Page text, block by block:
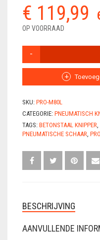
ELEKTRISCH KNIPPEN
EN BUIGEN
HANDSCHOENEN
KLEIN
VLECHTGEREEDSCHAP
PLOOIIJZER
PLOOIPLAAT
SALE – UITVERKOOP
0
WINKELMAND
€ 119,99
OP VOORRAAD
M80L
SKU: PRO-M80L
CATEGORIE: PNEUMATISCH
TAGS: BETONSTAAL KNIPPER
PNEUMATISCHE SCHAAR
BESCHRIJVING
AANVULLENDE